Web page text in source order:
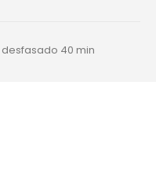
desfasado 40 min